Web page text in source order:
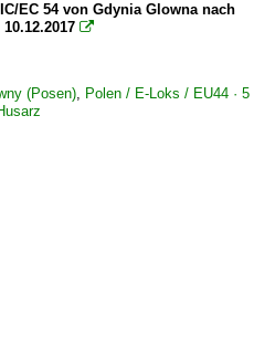
EC 54 von Gdynia Glowna nach

(Posen), Polen / E-Loks / EU44 · 5